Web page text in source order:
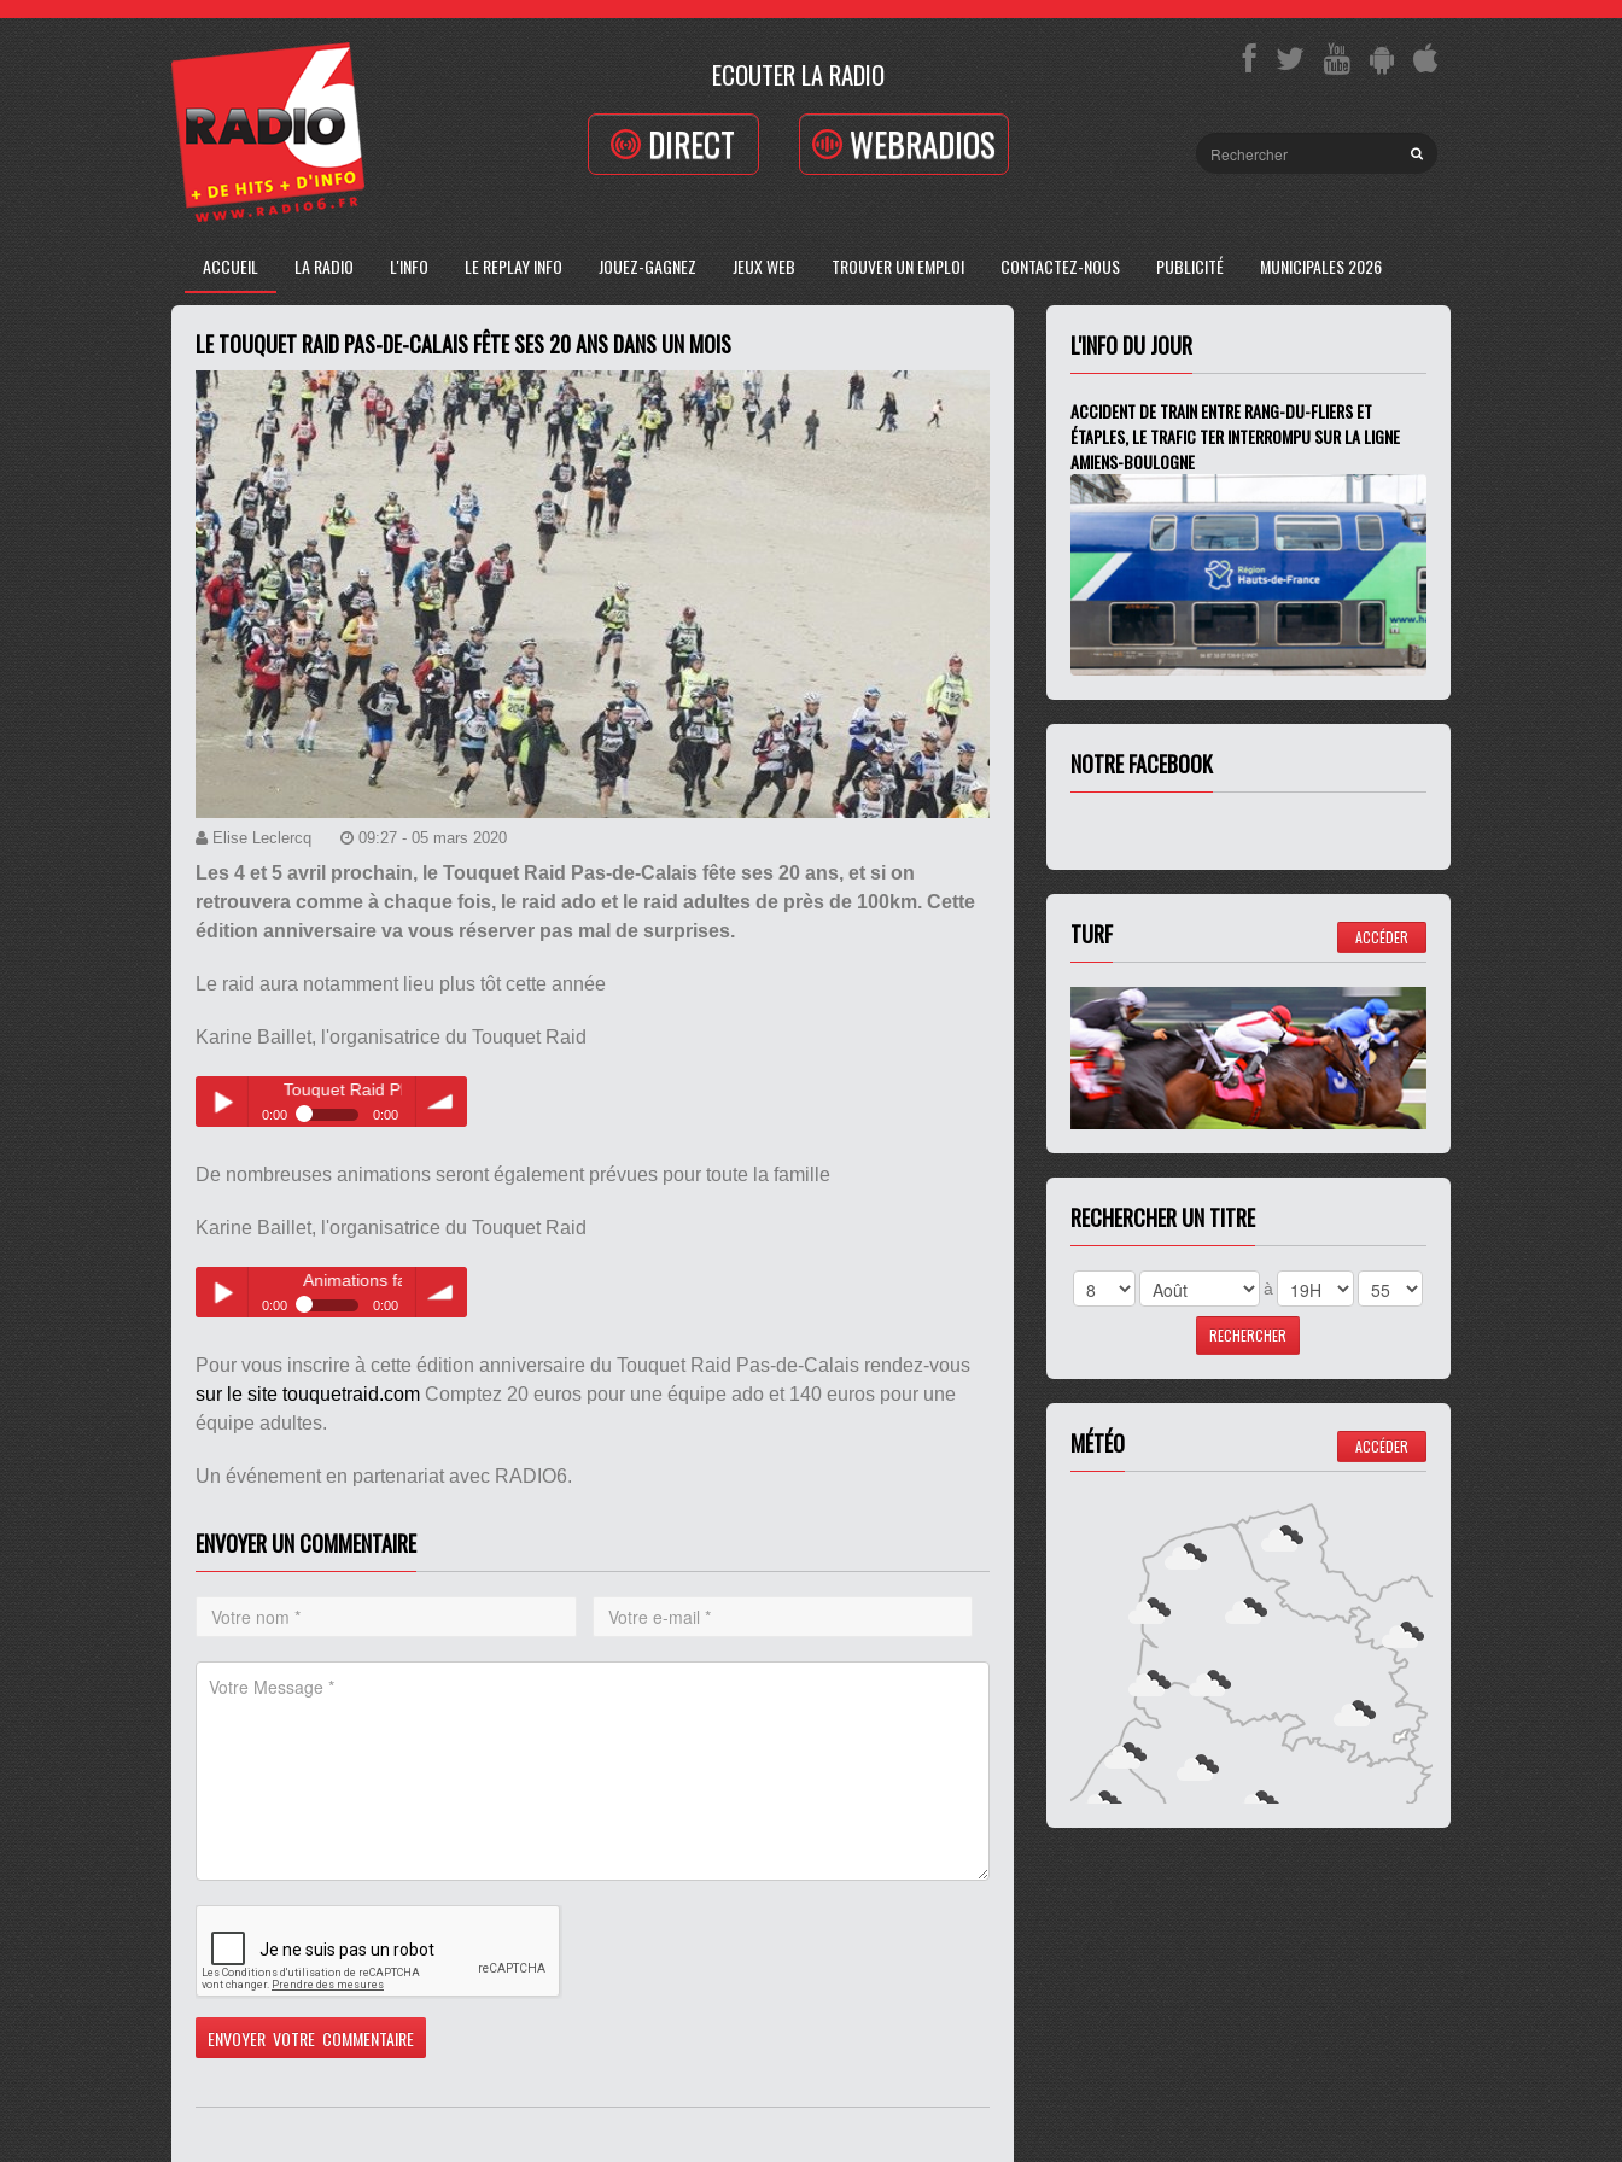
ECOUTER LA RADIO
DIRECT WEBRADIOS
ACCUEIL LA RADIO L'INFO LE REPLAY INFO JOUEZ-GAGNEZ JEUX WEB TROUVER UN EMPLOI CONTACTEZ-NOUS PUBLICITÉ MUNICIPALES 2026
LE TOUQUET RAID PAS-DE-CALAIS FÊTE SES 20 ANS DANS UN MOIS
Elise Leclercq 09:27 - 05 mars 2020
Les 4 et 5 avril prochain, le Touquet Raid Pas-de-Calais fête ses 20 ans, et si on
retrouvera comme à chaque fois, le raid ado et le raid adultes de près de 100km. Cette
édition anniversaire va vous réserver pas mal de surprises.
Le raid aura notamment lieu plus tôt cette année
Karine Baillet, l'organisatrice du Touquet Raid
Play /
Touquet Raid PDC
0:00 0:00
volume
De nombreuses animations seront également prévues pour toute la famille
Karine Baillet, l'organisatrice du Touquet Raid
Play /
pause
Animations familiales
0:00 0:00
volume
Pour vous inscrire à cette édition anniversaire du Touquet Raid Pas-de-Calais rendez-vous
sur le site touquetraid.com Comptez 20 euros pour une équipe ado et 140 euros pour une
équipe adultes.
Un événement en partenariat avec RADIO6.
ENVOYER UN COMMENTAIRE
L'INFO DU JOUR
ACCIDENT DE TRAIN ENTRE RANG-DU-FLIERS ET
ÉTAPLES, LE TRAFIC TER INTERROMPU SUR LA LIGNE
AMIENS-BOULOGNE
NOTRE FACEBOOK
TURF ACCÉDER
RECHERCHER UN TITRE
à
MÉTÉO ACCÉDER